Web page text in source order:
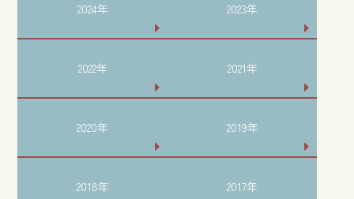
2024年 2023年
2022年 2021年
2020年 2019年
2018年 2017年